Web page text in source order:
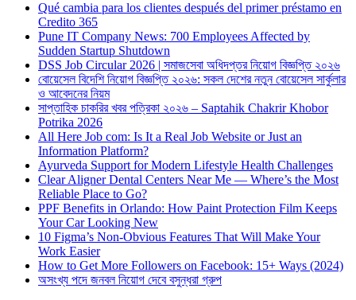
Qué cambia para los clientes después del primer préstamo en
Credito 365
Pune IT Company News: 700 Employees Affected by
Sudden Startup Shutdown
DSS Job Circular 2026 | সমাজসেবা অধিদপ্তর নিয়োগ বিজ্ঞপ্তি ২০২৬
বোয়েসেল বিদেশি নিয়োগ বিজ্ঞপ্তি ২০২৬: সকল দেশের নতুন বোয়েসেল সার্কুলার
ও আবেদনের নিয়ম
সাপ্তাহিক চাকরির খবর পত্রিকা ২০২৬ – Saptahik Chakrir Khobor
Potrika 2026
All Here Job com: Is It a Real Job Website or Just an
Information Platform?
Ayurveda Support for Modern Lifestyle Health Challenges
Clear Aligner Dental Centers Near Me — Where’s the Most
Reliable Place to Go?
PPF Benefits in Orlando: How Paint Protection Film Keeps
Your Car Looking New
10 Figma’s Non-Obvious Features That Will Make Your
Work Easier
How to Get More Followers on Facebook: 15+ Ways (2024)
অসংখ্য পদে জনবল নিয়োগ দেবে বসুন্ধরা গ্রুপ